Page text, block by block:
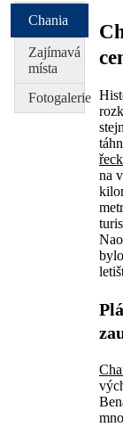
na
Chania
Zajímavá
místa
Fotogalerie